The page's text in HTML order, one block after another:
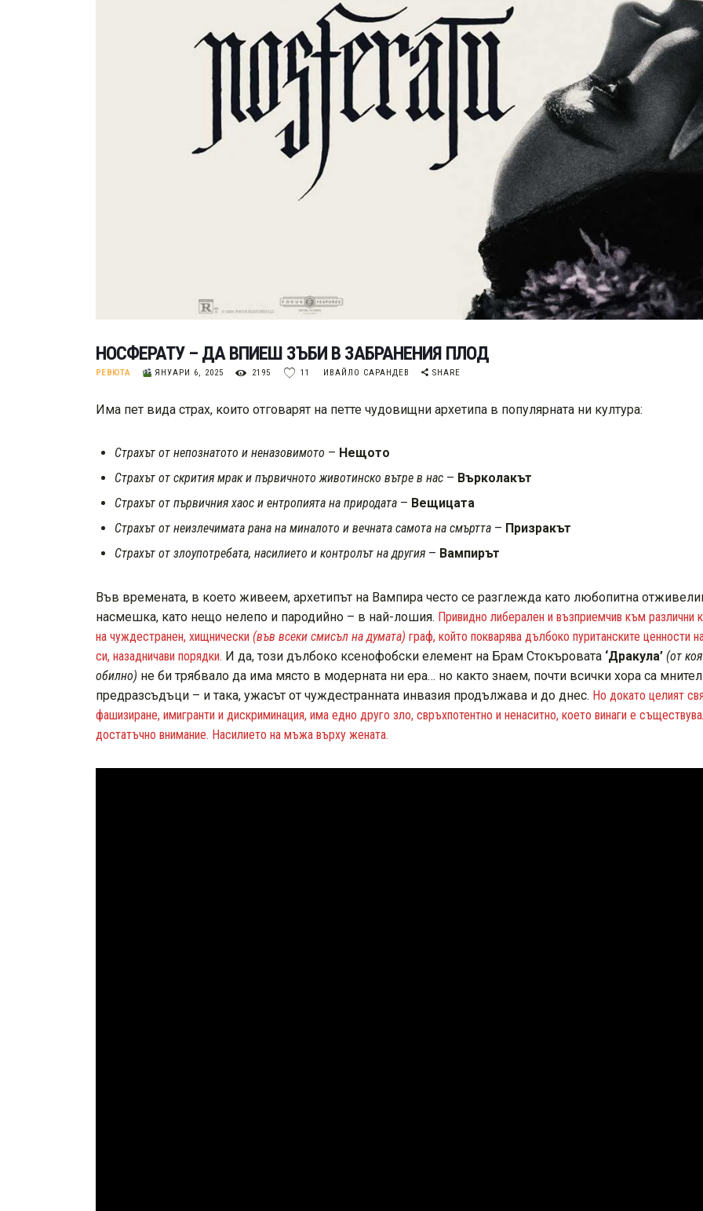
НОСФЕРАТУ – ДА ВПИЕШ ЗЪБИ В ЗАБРАНЕНИЯ ПЛОД
РЕВЮТА ЯНУАРИ 6, 2025 2195 11 ИВАЙЛО САРАНДЕВ SHARE
Има пет вида страх, които отговарят на петте чудовищни архетипа в популярната ни култура:
Страхът от непознатото и неназовимото – Нещото
Страхът от скрития мрак и първичното животинско вътре в нас – Върколакът
Страхът от първичния хаос и ентропията на природата – Вещицата
Страхът от неизлечимата рана на миналото и вечната самота на смъртта – Призракът
Страхът от злоупотребата, насилието и контролът на другия – Вампирът
Във времената, в което живеем, архетипът на Вампира често се разглежда като любопитна
насмешка, като нещо нелепо и пародийно – в най-лошия. Привидно либерален и възприемчив към различни
на чуждестранен, хищнически (във всеки смисъл на думата) граф, който покварява дълбоко пуританските ценности
си, назадничави порядки. И да, този дълбоко ксенофобски елемент на Брам Стокъровата ‘Дракула’ (от
обилно) не би трябвало да има място в модерната ни ера… но както знаем, почти всички хора са
предразсъдъци – и така, ужасът от чуждестранната инвазия продължава и до днес. Но докато целият
фашизиране, имигранти и дискриминация, има едно друго зло, свръхпотентно и ненаситно, което винаги е
достатъчно внимание. Насилието на мъжа върху жената.